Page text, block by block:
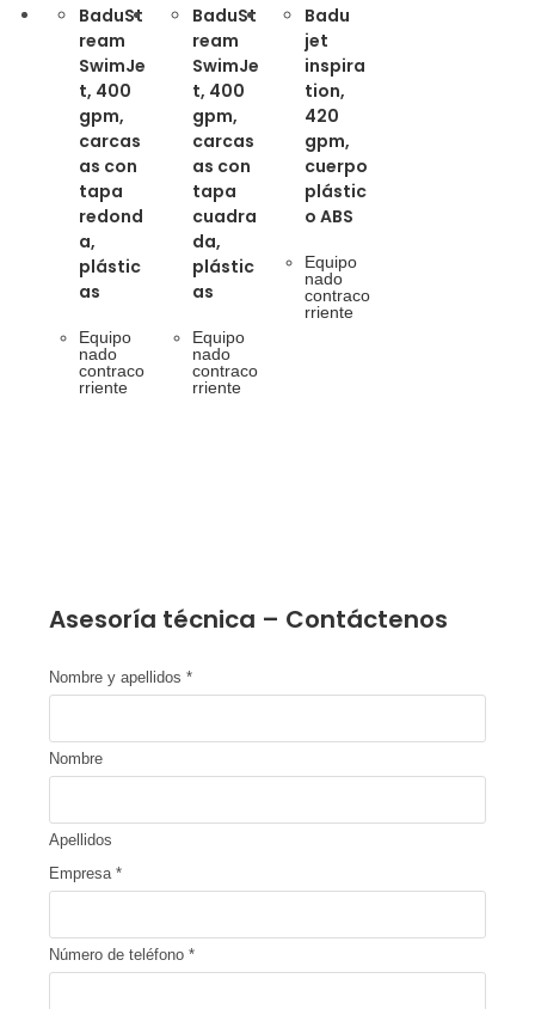
BaduSt
ream
SwimJe
t, 400
gpm,
carcas
as con
tapa
redond
a,
plástic
as
Equipo
nado
contraco
rriente
BaduSt
ream
SwimJe
t, 400
gpm,
carcas
as con
tapa
cuadra
da,
plástic
as
Equipo
nado
contraco
rriente
Badu
jet
inspira
tion,
420
gpm,
cuerpo
plástic
o ABS
Equipo
nado
contraco
rriente
Asesoría técnica – Contáctenos
Nombre y apellidos*
Nombre
Apellidos
Empresa*
Número de teléfono*